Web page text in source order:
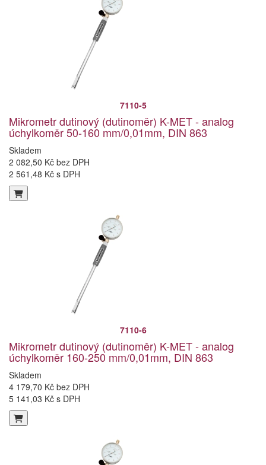
7110-5
Mikrometr dutinový (dutinoměr) K-MET - analog
úchylkoměr 50-160 mm/0,01mm, DIN 863
Skladem
2 082,50 Kč bez DPH
2 561,48 Kč s DPH
7110-6
Mikrometr dutinový (dutinoměr) K-MET - analog
úchylkoměr 160-250 mm/0,01mm, DIN 863
Skladem
4 179,70 Kč bez DPH
5 141,03 Kč s DPH